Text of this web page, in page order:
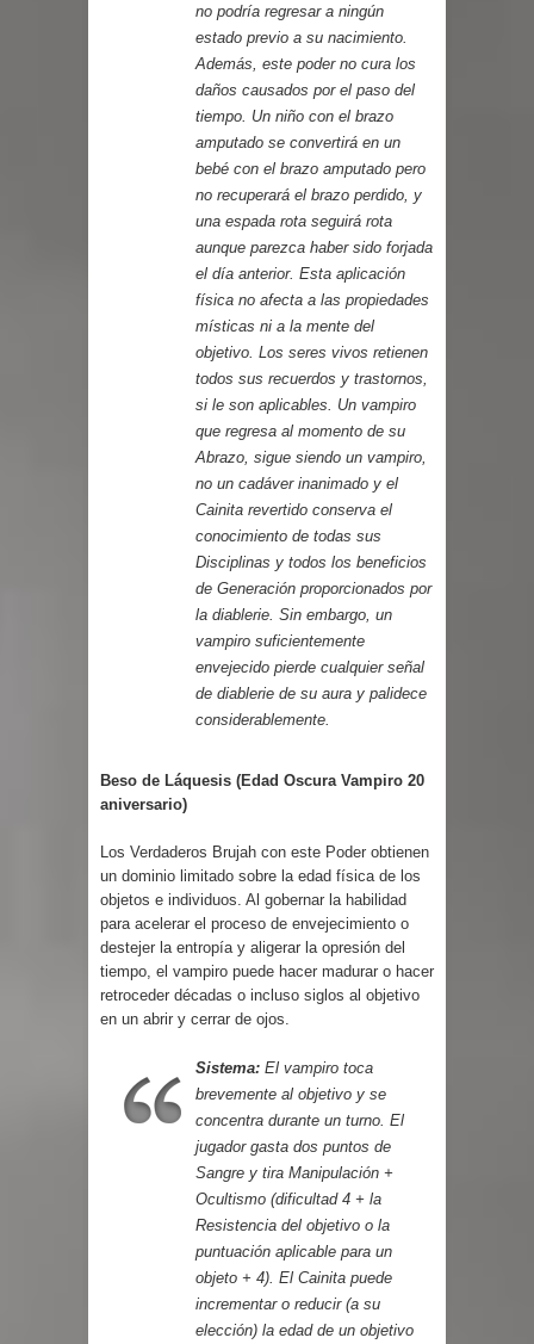
no podría regresar a ningún
estado previo a su nacimiento.
Además, este poder no cura los
daños causados por el paso del
tiempo. Un niño con el brazo
amputado se convertirá en un
bebé con el brazo amputado pero
no recuperará el brazo perdido, y
una espada rota seguirá rota
aunque parezca haber sido forjada
el día anterior. Esta aplicación
física no afecta a las propiedades
místicas ni a la mente del
objetivo. Los seres vivos retienen
todos sus recuerdos y trastornos,
si le son aplicables. Un vampiro
que regresa al momento de su
Abrazo, sigue siendo un vampiro,
no un cadáver inanimado y el
Cainita revertido conserva el
conocimiento de todas sus
Disciplinas y todos los beneficios
de Generación proporcionados por
la diablerie. Sin embargo, un
vampiro suficientemente
envejecido pierde cualquier señal
de diablerie de su aura y palidece
considerablemente.
Beso de Láquesis (Edad Oscura Vampiro 20
aniversario)
Los Verdaderos Brujah con este Poder obtienen
un dominio limitado sobre la edad física de los
objetos e individuos. Al gobernar la habilidad
para acelerar el proceso de envejecimiento o
destejer la entropía y aligerar la opresión del
tiempo, el vampiro puede hacer madurar o hacer
retroceder décadas o incluso siglos al objetivo
en un abrir y cerrar de ojos.
Sistema: El vampiro toca
brevemente al objetivo y se
concentra durante un turno. El
jugador gasta dos puntos de
Sangre y tira Manipulación +
Ocultismo (dificultad 4 + la
Resistencia del objetivo o la
puntuación aplicable para un
objeto + 4). El Cainita puede
incrementar o reducir (a su
elección) la edad de un objetivo